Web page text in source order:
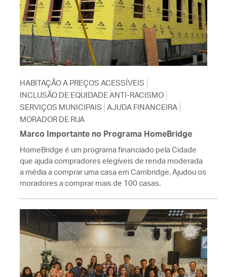
HABITAÇÃO A PREÇOS ACESSÍVEIS
INCLUSÃO DE EQUIDADE ANTI-RACISMO
SERVIÇOS MUNICIPAIS AJUDA FINANCEIRA
MORADOR DE RUA
Marco Importante no Programa HomeBridge
HomeBridge é um programa financiado pela Cidade
que ajuda compradores elegíveis de renda moderada
a média a comprar uma casa em Cambridge. Ajudou os
moradores a comprar mais de 100 casas.